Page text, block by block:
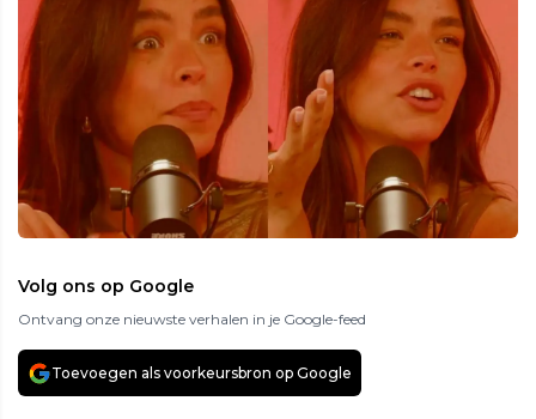
Volg ons op Google
Ontvang onze nieuwste verhalen in je Google-feed
Toevoegen als voorkeursbron op Google